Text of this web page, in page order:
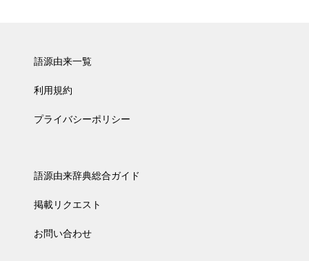
語源由来一覧
利用規約
プライバシーポリシー
語源由来辞典総合ガイド
掲載リクエスト
お問い合わせ